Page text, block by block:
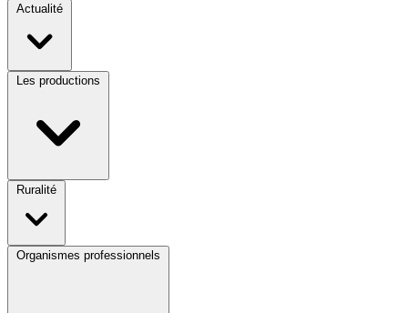
Actualité
Les productions
Ruralité
Organismes professionnels